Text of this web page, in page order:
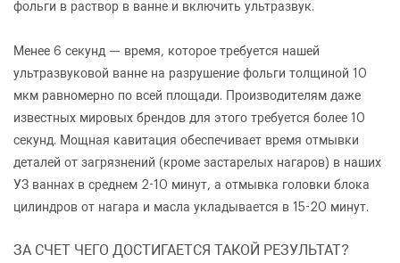
фольги в раствор в ванне и включить ультразвук.
Менее 6 секунд — время, которое требуется нашей
ультразвуковой ванне на разрушение фольги толщиной 10
мкм равномерно по всей площади. Производителям даже
известных мировых брендов для этого требуется более 10
секунд. Мощная кавитация обеспечивает время отмывки
деталей от загрязнений (кроме застарелых нагаров) в наших
УЗ ваннах в среднем 2-10 минут, а отмывка головки блока
цилиндров от нагара и масла укладывается в 15-20 минут.
ЗА СЧЕТ ЧЕГО ДОСТИГАЕТСЯ ТАКОЙ РЕЗУЛЬТАТ?